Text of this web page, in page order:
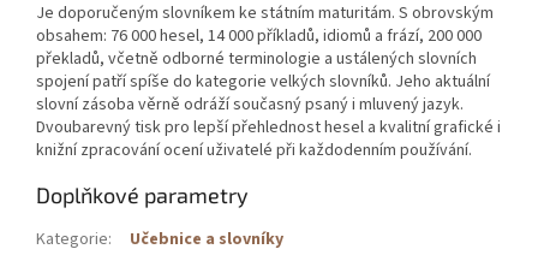
Je doporučeným slovníkem ke státním maturitám. S obrovským
obsahem: 76 000 hesel, 14 000 příkladů, idiomů a frází, 200 000
překladů, včetně odborné terminologie a ustálených slovních
spojení patří spíše do kategorie velkých slovníků. Jeho aktuální
slovní zásoba věrně odráží současný psaný i mluvený jazyk.
Dvoubarevný tisk pro lepší přehlednost hesel a kvalitní grafické i
knižní zpracování ocení uživatelé při každodenním používání.
Doplňkové parametry
Kategorie:
Učebnice a slovníky